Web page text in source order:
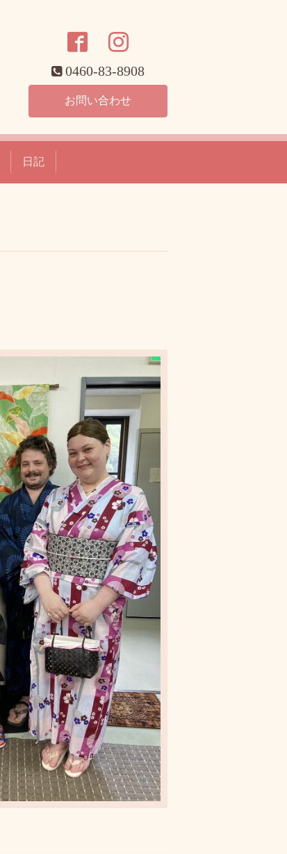
0460-83-8908
お問い合わせ
日記